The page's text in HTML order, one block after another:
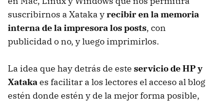
suscribirnos a Xataka yrecibir en la memoria
interna de la impresora los posts, con
publicidad o no, y luego imprimirlos.
La idea que hay detrás de este servicio de HP y
Xatakaes facilitar a los lectores el acceso al blog
estén donde estén y de la mejor forma posible,